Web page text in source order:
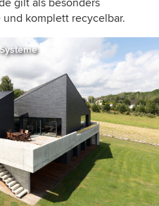
komplett recycelbar.